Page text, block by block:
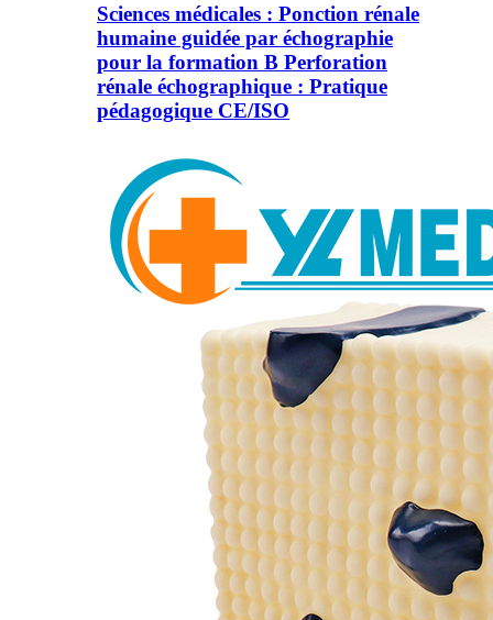
Sciences médicales : Ponction rénale
humaine guidée par échographie
pour la formation B Perforation
rénale échographique : Pratique
pédagogique CE/ISO